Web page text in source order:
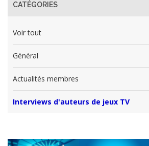
CATÉGORIES
Voir tout
Général
Actualités membres
Interviews d'auteurs de jeux TV